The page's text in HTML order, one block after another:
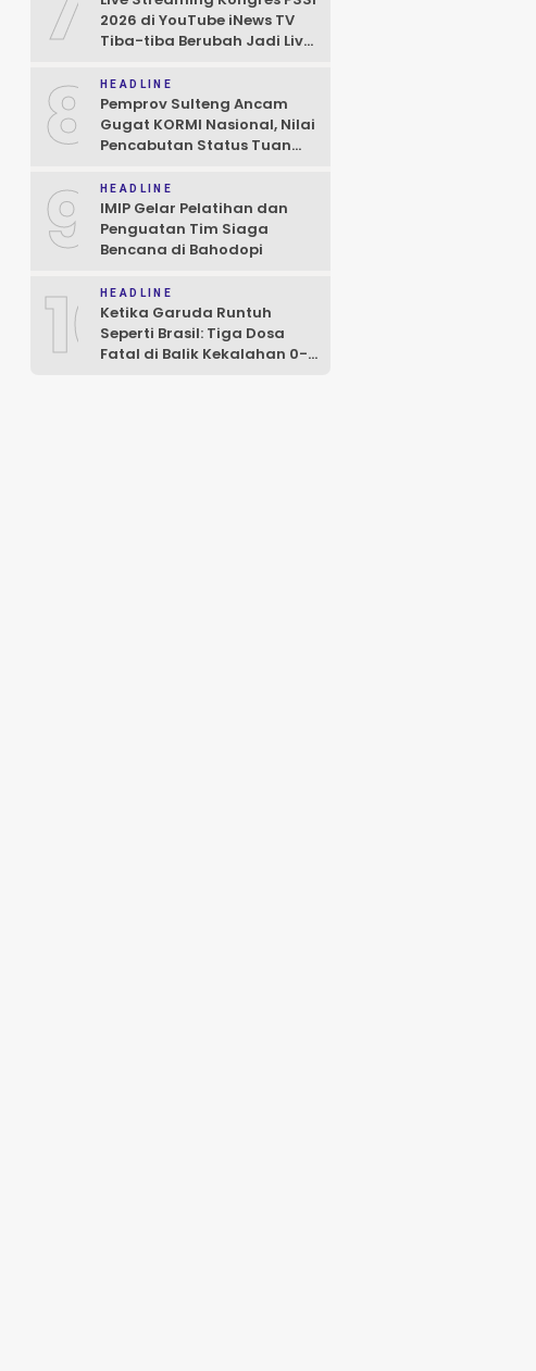
2026 di YouTube iNews TV
Tiba-tiba Berubah Jadi Live
8 HEADLINE
Pemprov Sulteng Ancam
Gugat KORMI Nasional, Nilai
Pencabutan Status Tuan
Prosedur
9 HEADLINE
IMIP Gelar Pelatihan dan
Penguatan Tim Siaga
Bencana di Bahodopi
10HEADLINE
Ketika Garuda Runtuh
Seperti Brasil: Tiga Dosa
Fatal di Balik Kekalahan 0-3